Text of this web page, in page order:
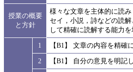
授業の概要
と方針
様々な文章を主体的に読
セイ，小説，詩などの読
して精確に読解する能力
1
【B1】 文章の内容を精
2
【B1】 自分の意見を明